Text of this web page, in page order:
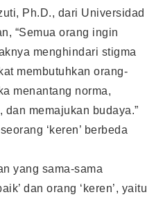
Ph.D., dari Universidad
“Semua orang ingin
menghindari stigma
membutuhkan orang-
menantang norma,
memajukan budaya.”
‘keren’ berbeda
yang sama-sama
dan orang ‘keren’, yaitu